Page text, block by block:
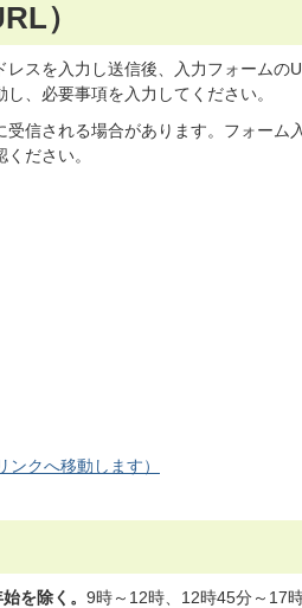
）
スを入力し送信後、入力フォームの
、必要事項を入力してください。
受信される場合があります。フォーム
ださい。
クへ移動します）
を除く。 9時～12時、12時45分～17時